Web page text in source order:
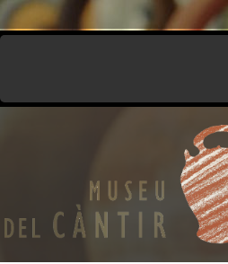
Pasar al contenido principal